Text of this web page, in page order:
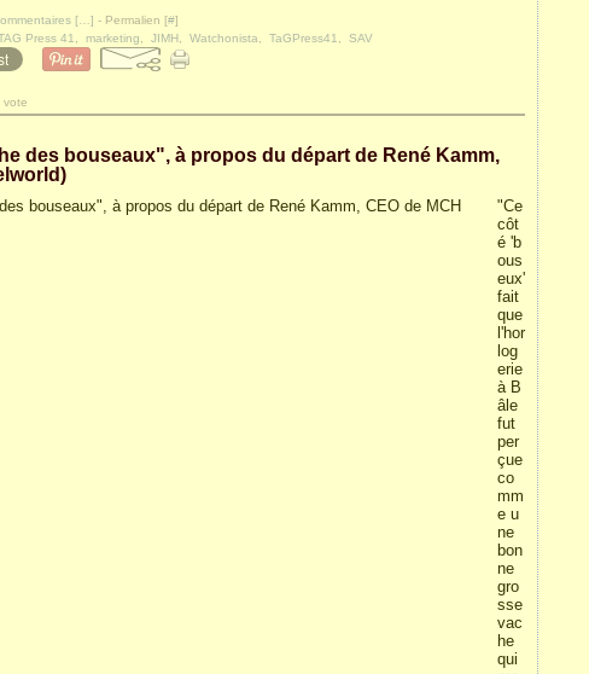
[ ] - Permalien [#]
Press 41 marketing JIMH Watchonista TaGPress41 SAV
vote
des bouseaux", à propos du départ de René Kamm,
"Ce
côt
é 'b
ous
eux'
fait
que
l'hor
log
erie
à B
âle
fut
per
çue
co
mm
e u
ne
bon
ne
gro
sse
vac
he
qui